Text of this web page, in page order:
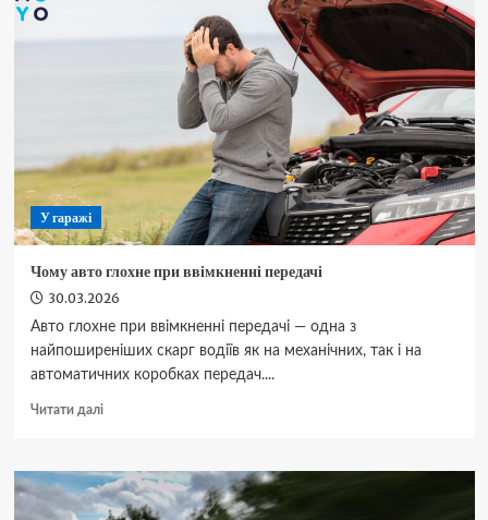
важкої
техніки
У гаражі
Чому авто глохне при ввімкненні передачі
30.03.2026
Авто глохне при ввімкненні передачі — одна з
найпоширеніших скарг водіїв як на механічних, так і на
автоматичних коробках передач....
Читати даліДокладніше
авто
глохне
при